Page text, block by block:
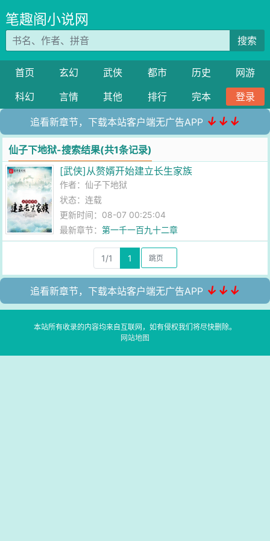
笔趣阁小说网
搜索
首页 玄幻 武侠 都市 历史
网游
科幻
言情 其他 排行 完本 登录
追看新章节，下载本站客户端无广告APP ↓↓↓
仙子下地狱-搜索结果(共1条记录)
[武侠]从赘婿开始建立长生家族
作者：仙子下地狱
状态：连载
更新时间：08-07 00:25:04
最新章节：第一千一百九十二章
1/1 1
追看新章节，下载本站客户端无广告APP ↓↓↓
本站所有收录的内容均来自互联网，如有侵权我们将尽快删除。
网站地图